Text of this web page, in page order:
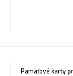
Pamäťové karty